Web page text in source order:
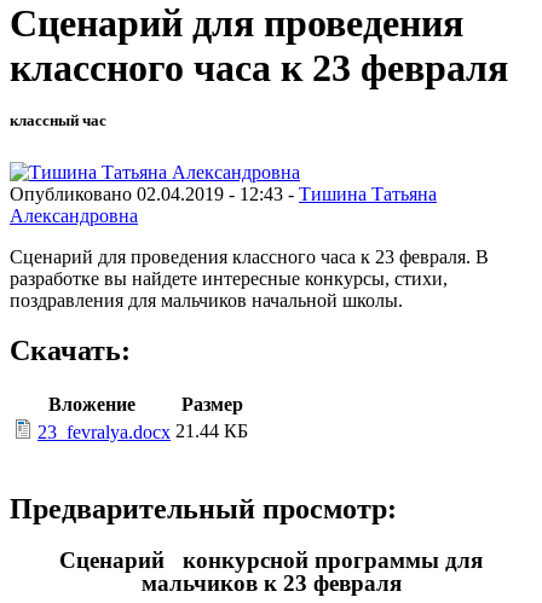
Сценарий для проведения
классного часа к 23 февраля
классный час
Опубликовано 02.04.2019 - 12:43 - Тишина Татьяна
Александровна
Сценарий для проведения классного часа к 23 февраля. В
разработке вы найдете интересные конкурсы, стихи,
поздравления для мальчиков начальной школы.
Скачать:
Вложение
Размер
23_fevralya.docx 21.44 КБ
Предварительный просмотр:
Сценарий конкурсной программы для
мальчиков к 23 февраля